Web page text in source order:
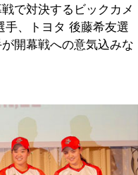
で対決するビックカメ
手、トヨタ 後藤希友選
開幕戦への意気込みな